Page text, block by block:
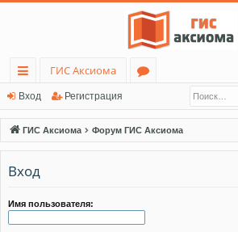
с
ы
лк
и
ГИС Аксиома
ру
м
Вход Регистрация
ГИС Аксиома Форум ГИС Аксиома
Вход
Имя пользователя: